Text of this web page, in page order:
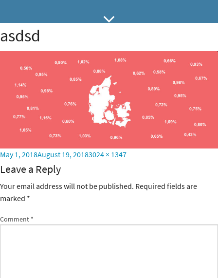
asdsd
Posted
on
May 1, 2018August 19, 2018Full
3024 × 1347
Leave a Reply
Your email address will not be published. Required fields are
marked *
Comment *